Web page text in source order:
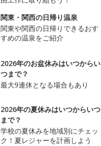
関東・関西の日帰り温泉
関東や関西の日帰りできるおす
すめの温泉をご紹介
2026年のお盆休みはいつからい
つまで？
最大9連休となる場合もあり
2026年の夏休みはいつからいつ
まで？
学校の夏休みを地域別にチェッ
ク！夏レジャーを計画しよう